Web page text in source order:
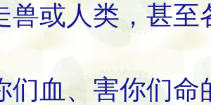
兽或人类，甚
们血、害你们命